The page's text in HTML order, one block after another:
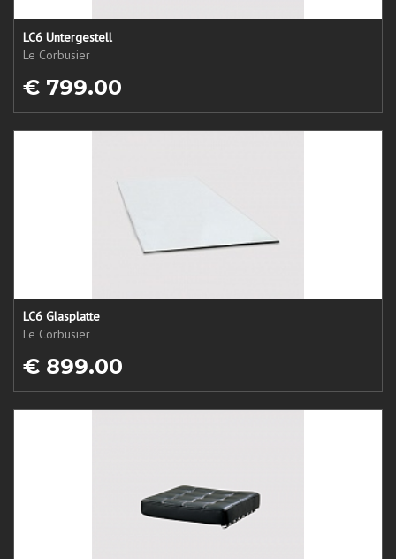
LC6 Untergestell
Le Corbusier
€ 799.00
LC6 Glasplatte
Le Corbusier
€ 899.00